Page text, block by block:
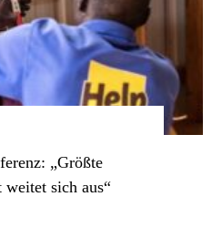
„Größte
sich aus“